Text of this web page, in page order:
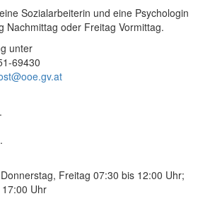
Sozialarbeiterin und eine Psychologin
Nachmittag oder Freitag Vormittag.
unter
69430
.
.
Freitag 07:30 bis 12:00 Uhr;
Uhr